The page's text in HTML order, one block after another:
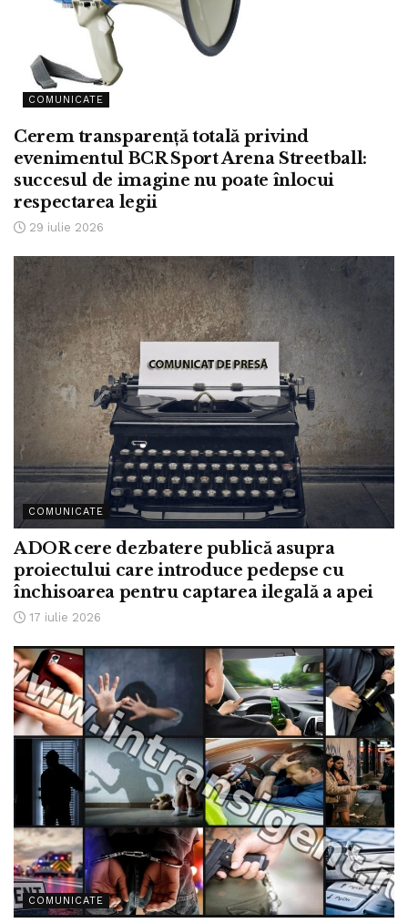
COMUNICATE
Cerem transparență totală privind
evenimentul BCR Sport Arena Streetball:
succesul de imagine nu poate înlocui
respectarea legii
29 iulie 2026
COMUNICATE
ADOR cere dezbatere publică asupra
proiectului care introduce pedepse cu
închisoarea pentru captarea ilegală a apei
17 iulie 2026
COMUNICATE